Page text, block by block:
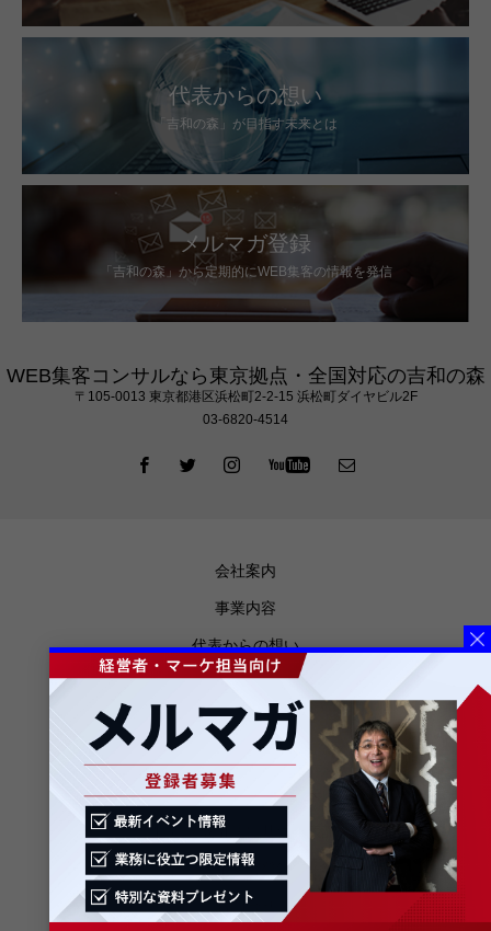
代表からの想い
「吉和の森」が目指す未来とは
メルマガ登録
「吉和の森」から定期的にWEB集客の情報を発信
WEB集客コンサルなら東京拠点・全国対応の吉和の森
〒105‐0013 東京都港区浜松町2-2-15 浜松町ダイヤビル2F
03-6820-4514
会社案内
事業内容
代表からの想い
お知らせ
メディア掲載
ブログ
プライバシーポリシー
特定商取引法に基づく表記
メルマガ登録
お問合せ